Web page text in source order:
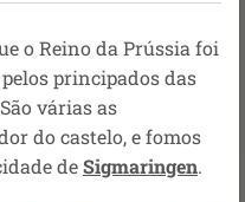
o Reino da Prússia foi
principados das
várias as
do castelo, e fomos
deSigmaringen.